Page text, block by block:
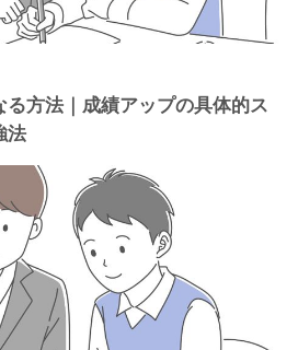
る方法｜成績アップの具体的ス
法